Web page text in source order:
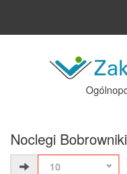
Noclegi Bobrowniki
10